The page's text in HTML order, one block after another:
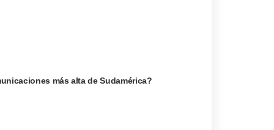
más alta de Sudamérica?